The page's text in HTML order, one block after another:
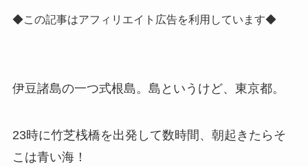
◆この記事はアフィリエイト広告を利用しています◆
伊豆諸島の一つ式根島。島というけど、東京都。
23時に竹芝桟橋を出発して数時間、朝起きたらそ
こは青い海！